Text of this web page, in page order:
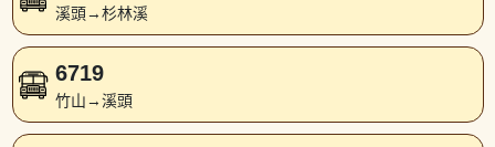
溪頭→杉林溪
6719
竹山→溪頭